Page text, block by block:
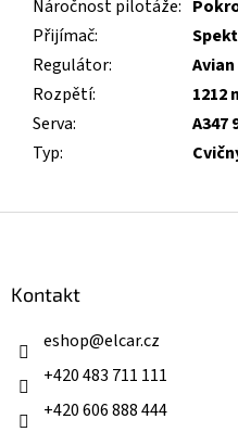
Náročnost pilotáže:
Přijímač:
Regulátor:
Rozpětí:
1212
Serva:
A347
Typ:
Kontakt
eshop@elcar.cz
+420 483 711 111
+420 606 888 444